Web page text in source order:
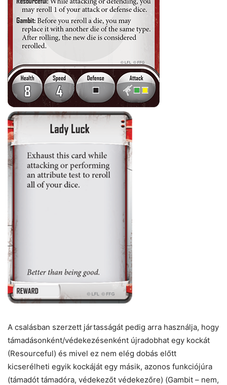
A csalásban szerzett jártasságát pedig arra használja, hogy
támadásonként/védekezésenként újradobhat egy kockát
(Resourceful) és mivel ez nem elég dobás előtt
kicserélheti egyik kockáját egy másik, azonos funkciójúra
(támadót támadóra, védekezőt védekezőre) (Gambit – nem,